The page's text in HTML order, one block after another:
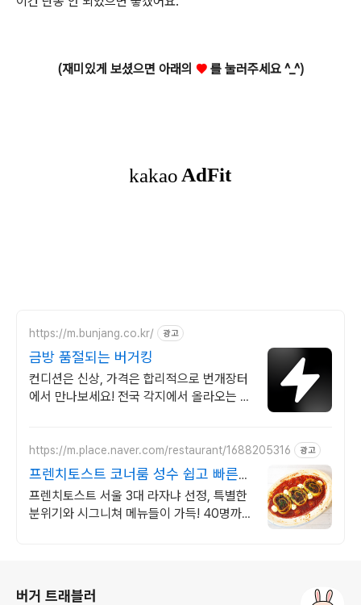
(재미있게 보셨으면 아래의 ♥를 눌러주세요 ^_^)
https://m.bunjang.co.kr/ 광고
금방 품절되는 버거킹
컨디션은 신상, 가격은 합리적으로 번개장터
에서 만나보세요! 전국 각지에서 올라오는 전
https://m.place.naver.com/restaurant/1688205316 광고
프렌치토스트 코너룸 성수 쉽고 빠른
네이버 예약
프렌치토스트 서울 3대 라자냐 선정, 특별한
분위기와 시그니쳐 메뉴들이 가득! 40명까
버거 트래블러